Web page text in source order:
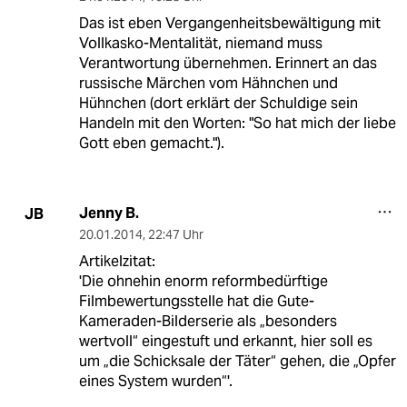
Das ist eben Vergangenheitsbewältigung mit
Vollkasko-Mentalität, niemand muss
Verantwortung übernehmen. Erinnert an das
russische Märchen vom Hähnchen und
Hühnchen (dort erklärt der Schuldige sein
Handeln mit den Worten: "So hat mich der liebe
Gott eben gemacht.").
JB Jenny B.
20.01.2014, 22:47 Uhr
Artikelzitat:
'Die ohnehin enorm reformbedürftige
Filmbewertungsstelle hat die Gute-
Kameraden-Bilderserie als „besonders
wertvoll“ eingestuft und erkannt, hier soll es
um „die Schicksale der Täter“ gehen, die „Opfer
eines System wurden“'.